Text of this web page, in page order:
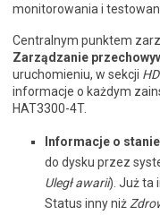
monitorowania i
Centralnym punktem
Zarządzanie
uruchomieniu, w sekcji
informacje o każdym
HAT3300-4T.
Informacje o
do dysku przez
Uległ awarii). Już ta
Status inny niż